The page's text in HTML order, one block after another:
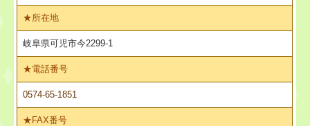
★所在地
岐阜県可児市今2299-1
★電話番号
0574-65-1851
★FAX番号